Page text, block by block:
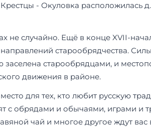
- Окуловка расположилась
не случайно. Ещё в конце XVII-
старообрядчества.
старообрядцами, и
движения в районе.
для тех, кто любит русскую
с обрядами и обычаями, играми
чай и многое другое ждут